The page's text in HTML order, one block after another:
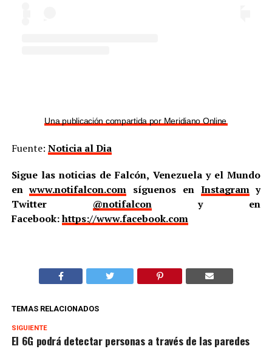
Una publicación compartida por Meridiano Online
Fuente: Noticia al Dia
Sigue las noticias de Falcón, Venezuela y el Mundo
enwww.notifalcon.com síguenos en Instagramy
Twitter @notifalcony en
Facebook:https://www.facebook.com
TEMAS RELACIONADOS
SIGUIENTE
El 6G podrá detectar personas a través de las paredes